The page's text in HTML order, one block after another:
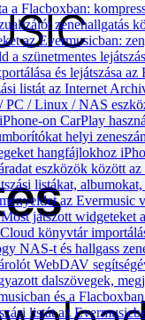
a Flacboxban:
zenehallgatás
az Evermusicban:
a szünetmentes
és lejátszása
listát az Internet
PC / Linux / NAS
on CarPlay
helyi
hangfájlokhoz
eszközök között
listákat,
az Evermusic
játszott widgeteket
könyvtár
NAS-t és hallgass
WebDAV
dalszövegek,
és a
listát az